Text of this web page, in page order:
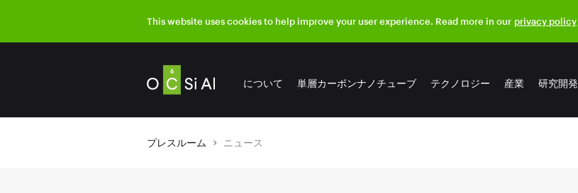
This website uses cookies to help improve your user experience. Read more in our privacy policy
について 単層カーボンナノチューブ テクノロジー 産業 研究開発
プレスルーム ニュース